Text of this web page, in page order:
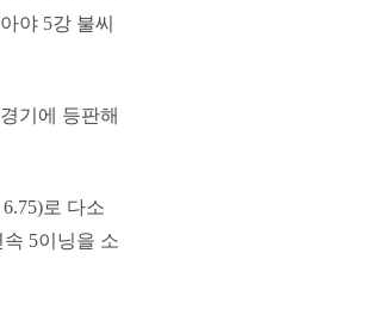
야 5강 불씨
기에 등판해
로 다소
5이닝을 소